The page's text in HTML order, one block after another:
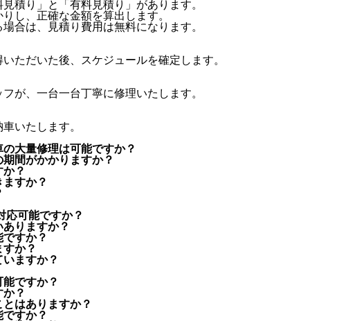
積り」と「有料見積り」があります。
し、正確な金額を算出します。
合は、見積り費用は無料になります。
ただいた後、スケジュールを確定します。
が、一台一台丁寧に修理いたします。
いたします。
大量修理は可能ですか？
間がかかりますか？
？
すか？
応可能ですか？
りますか？
すか？
か？
ますか？
ですか？
？
はありますか？
すか？